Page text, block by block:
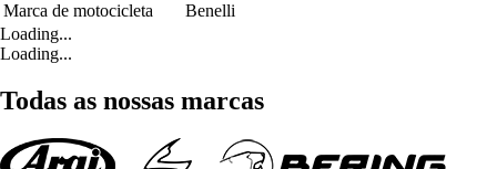
Marca de motocicleta
Benelli
Loading...
Loading...
Todas as nossas marcas